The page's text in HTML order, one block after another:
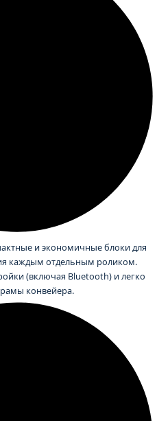
и экономичные блоки для
каждым отдельным роликом.
(включая Bluetooth) и легко
конвейера.